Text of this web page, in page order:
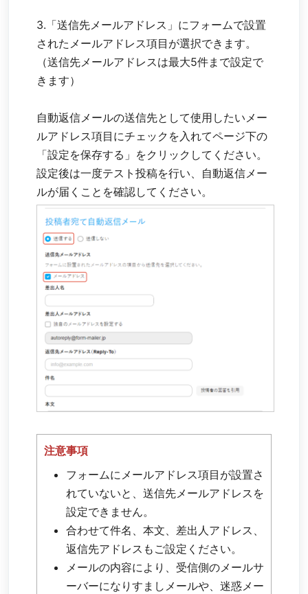
3.「送信先メールアドレス」にフォームで設置
されたメールアドレス項目が選択できます。
（送信先メールアドレスは最大5件まで設定で
きます）
自動返信メールの送信先として使用したいメー
ルアドレス項目にチェックを入れてページ下の
「設定を保存する」をクリックしてください。
設定後は一度テスト投稿を行い、自動返信メー
ルが届くことを確認してください。
注意事項
フォームにメールアドレス項目が設置さ
れていないと、送信先メールアドレスを
設定できません。
合わせて件名、本文、差出人アドレス、
返信先アドレスもご設定ください。
メールの内容により、受信側のメールサ
ーバーになりすましメールや、迷惑メー